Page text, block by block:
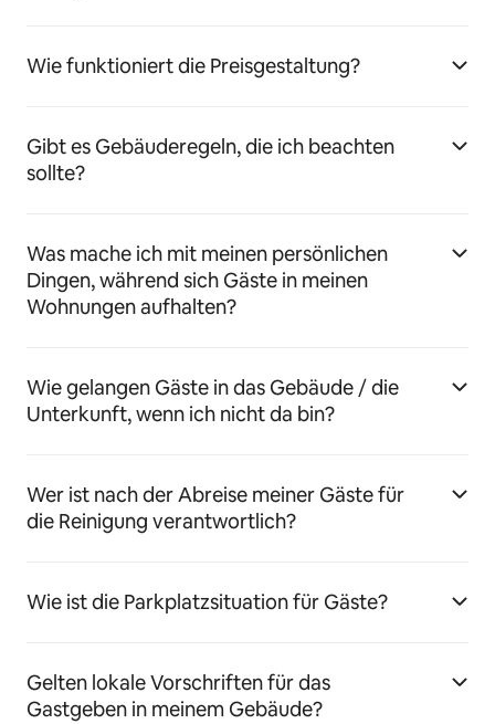
Wie funktioniert die Preisgestaltung?
Gibt es Gebäuderegeln, die ich beachten
sollte?
Was mache ich mit meinen persönlichen
Dingen, während sich Gäste in meinen
Wohnungen aufhalten?
Wie gelangen Gäste in das Gebäude / die
Unterkunft, wenn ich nicht da bin?
Wer ist nach der Abreise meiner Gäste für
die Reinigung verantwortlich?
Wie ist die Parkplatzsituation für Gäste?
Gelten lokale Vorschriften für das
Gastgeben in meinem Gebäude?